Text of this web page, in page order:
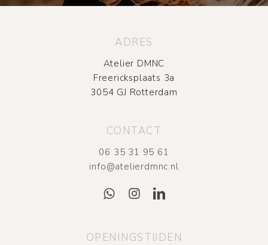
ADRES
Atelier DMNC
Freericksplaats 3a
3054 GJ Rotterdam
CONTACT
06 35 31 95 61
info@atelierdmnc.nl
OPENINGSTIJDEN